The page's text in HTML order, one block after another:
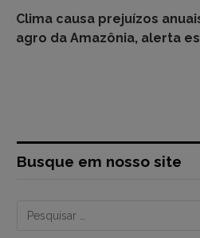
Clima causa prejuízos
agro da Amazônia, alerta
Busque em nosso site